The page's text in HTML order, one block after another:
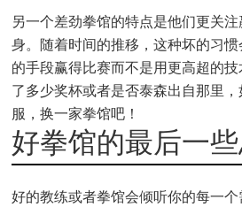
另一个差劲拳馆的特点是他们更关
身。随着时间的推移，这种坏的习
的手段赢得比赛而不是用更高超的
了多少奖杯或者是否泰森出自那里
服，换一家拳馆吧！
好拳馆的最后一
好的教练或者拳馆会倾听你的每一